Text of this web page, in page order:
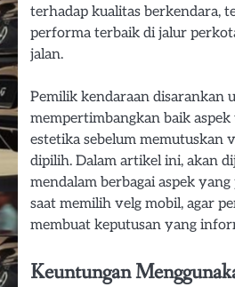
terhadap kualitas berkendara,
performa terbaik di jalur
jalan.
Pemilik kendaraan disarankan
mempertimbangkan baik
estetika sebelum memutuskan
dipilih. Dalam artikel ini, akan
mendalam berbagai aspek
saat memilih velg mobil, agar
membuat keputusan yang
Keuntungan